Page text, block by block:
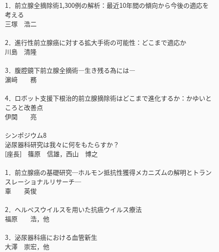
1．前立腺全摘除術1,300例の解析：最近10年間の傾向から今後の適応を
考える
三塚 浩二
2．進行性前立腺癌に対する拡大手術の可能性：どこまで適応か
川島 清隆
3．腹腔鏡下前立腺全摘術―生き残る為には―
濵﨑 務
4．ロボット支援下根治的前立腺摘除術はどこまで進化するか：かゆいと
ころと改善点
伊関 亮
シンポジウム8
泌尿器科研究は我々に何をもたらすか？
[座長] 篠原 信雄，西山 博之
1．前立腺癌の基礎研究─ホルモン抵抗性獲得メカニズムの解明とトラン
スレーショナルリサーチ─
車 英俊
2．ヘルペスウイルスを用いた抗癌ウイルス療法
福原 浩，他
3．泌尿器科癌における血管新生
大澤 崇宏，他